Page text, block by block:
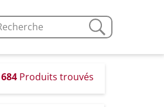
684 Produits trouvés